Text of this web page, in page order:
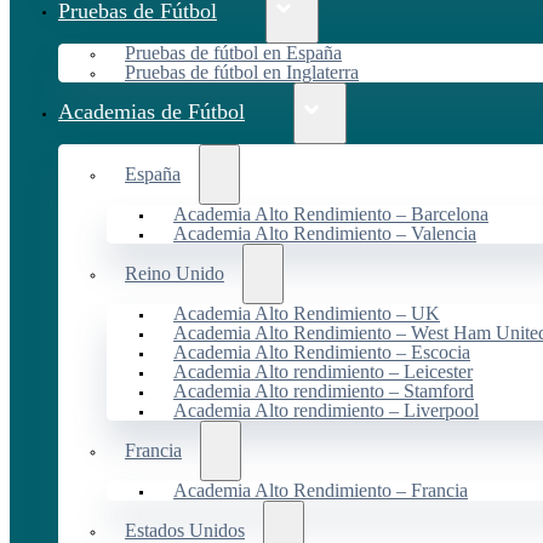
Pruebas de Fútbol
Pruebas de fútbol en España
Pruebas de fútbol en Inglaterra
Academias de Fútbol
España
Academia Alto Rendimiento – Barcelona
Academia Alto Rendimiento – Valencia
Reino Unido
Academia Alto Rendimiento – UK
Academia Alto Rendimiento – West Ham
Academia Alto Rendimiento – Escocia
Academia Alto rendimiento – Leicester
Academia Alto rendimiento – Stamford
Academia Alto rendimiento – Liverpool
Francia
Academia Alto Rendimiento – Francia
Estados Unidos